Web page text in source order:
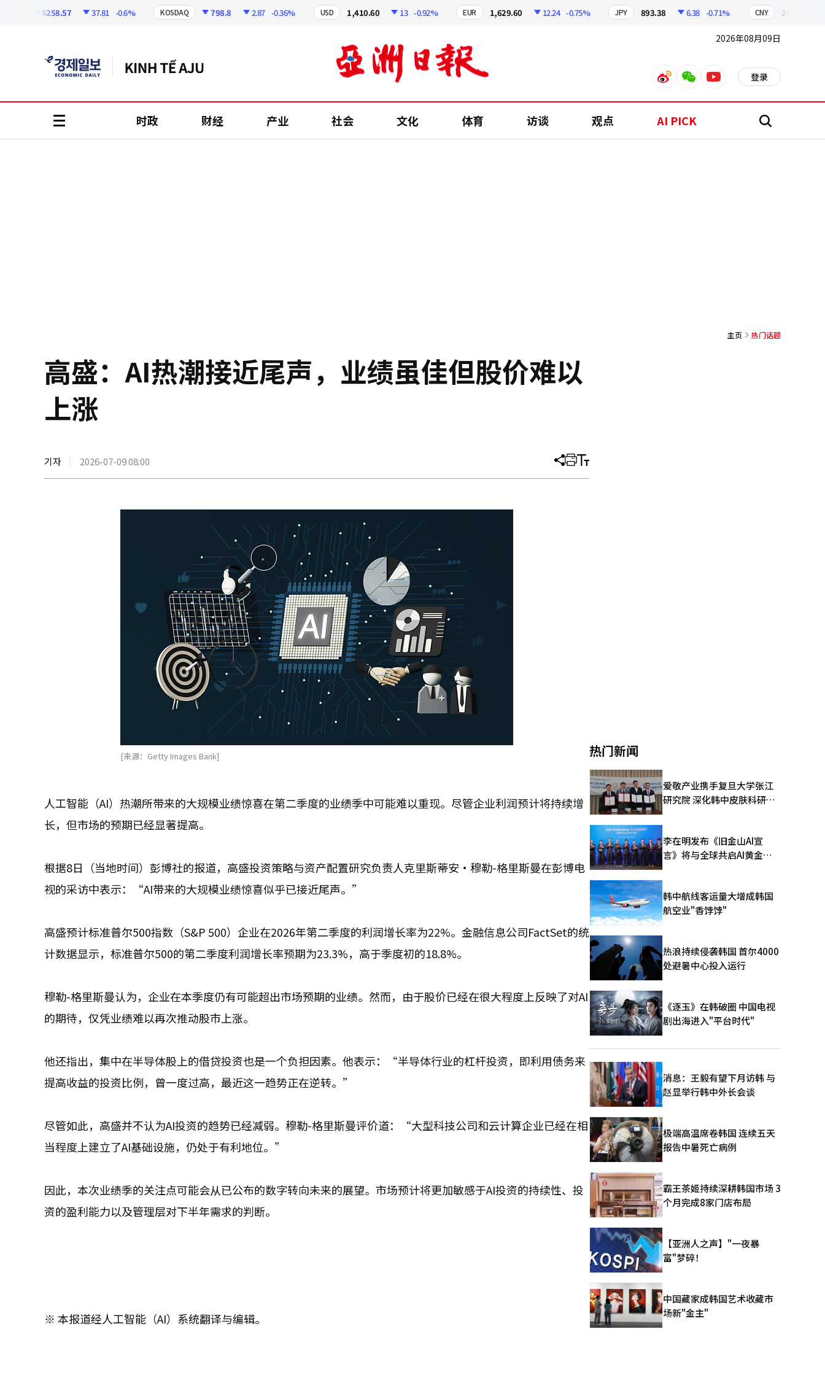
6258.57 37.81 -0.6% KOSDAQ 798.8 2.87 -0.36% USD 1,410.60 13 -0.92% EUR 1,629.60 12.24 -0.75% JPY 893.38 6.38 -0.71% CNY 209.17
2026年08月09日
weiboweixinyoutube 登录
时政 财经 产业 社会 文化 体育 访谈 观点 AI PICK 搜
主页 热门话题
高盛：AI热潮接近尾声，业绩虽佳但股价难以
上涨
기자 2026-07-09 08:00 分
文
打 调
大
[来源：Getty Images Bank]
人工智能（AI）热潮所带来的大规模业绩惊喜在第二季度的业绩季中可能难以重现。尽管企业利润预计将持续增
长，但市场的预期已经显著提高。
根据8日（当地时间）彭博社的报道，高盛投资策略与资产配置研究负责人克里斯蒂安·穆勒-格里斯曼在彭博电
视的采访中表示：“AI带来的大规模业绩惊喜似乎已接近尾声。”
高盛预计标准普尔500指数（S&P 500）企业在2026年第二季度的利润增长率为22%。金融信息公司FactSet的统
计数据显示，标准普尔500的第二季度利润增长率预期为23.3%，高于季度初的18.8%。
穆勒-格里斯曼认为，企业在本季度仍有可能超出市场预期的业绩。然而，由于股价已经在很大程度上反映了对AI
的期待，仅凭业绩难以再次推动股市上涨。
他还指出，集中在半导体股上的借贷投资也是一个负担因素。他表示：“半导体行业的杠杆投资，即利用债务来
提高收益的投资比例，曾一度过高，最近这一趋势正在逆转。”
尽管如此，高盛并不认为AI投资的趋势已经减弱。穆勒-格里斯曼评价道：“大型科技公司和云计算企业已经在相
当程度上建立了AI基础设施，仍处于有利地位。”
因此，本次业绩季的关注点可能会从已公布的数字转向未来的展望。市场预计将更加敏感于AI投资的持续性、投
资的盈利能力以及管理层对下半年需求的判断。
※ 本报道经人工智能（AI）系统翻译与编辑。
热门新闻
爱敬产业携手复旦大学张江
研究院 深化韩中皮肤科研合
李在明发布《旧金山AI宣
言》将与全球共启AI黄金时
韩中航线客运量大增成韩国
航空业"香饽饽"
热浪持续侵袭韩国 首尔4000
处避暑中心投入运行
《逐玉》在韩破圈 中国电视
剧出海进入"平台时代"
消息：王毅有望下月访韩 与
赵显举行韩中外长会谈
极端高温席卷韩国 连续五天
报告中暑死亡病例
霸王茶姬持续深耕韩国市场 3
个月完成8家门店布局
【亚洲人之声】"一夜暴
富"梦碎！
中国藏家成韩国艺术收藏市
场新"金主"